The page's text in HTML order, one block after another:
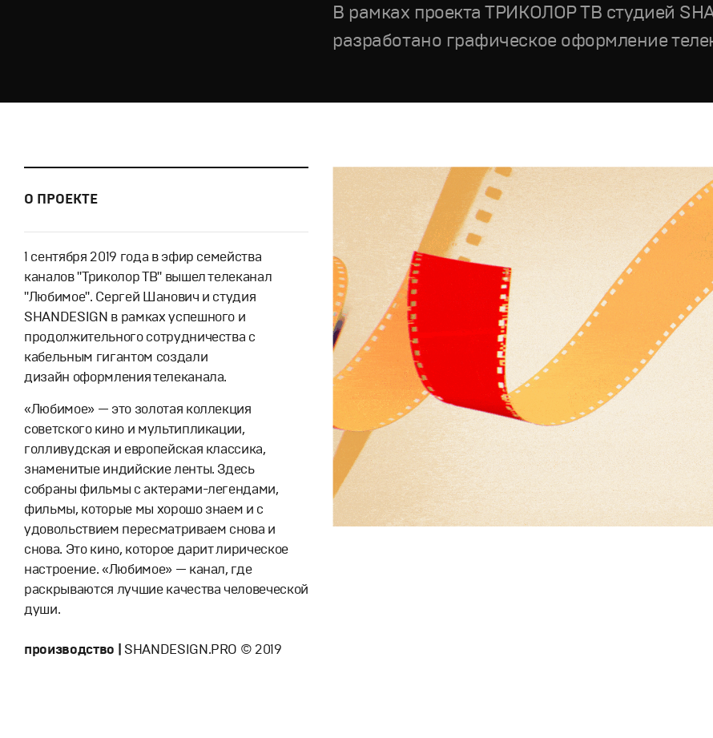
В рамках проекта ТРИКОЛОР ТВ студией
разработано графическое оформление
О ПРОЕКТЕ
1 сентября 2019 года в эфир семейства
каналов "Триколор ТВ" вышел телеканал
"Любимое". Сергей Шанович и студия
SHANDESIGN в рамках успешного и
продолжительного сотрудничества с
кабельным гигантом создали
дизайн оформления телеканала.
«Любимое» — это золотая коллекция
советского кино и мультипликации,
голливудская и европейская классика,
знаменитые индийские ленты. Здесь
собраны фильмы с актерами-легендами,
фильмы, которые мы хорошо знаем и с
удовольствием пересматриваем снова и
снова. Это кино, которое дарит лирическое
настроение. «Любимое» — канал, где
раскрываются лучшие качества человеческой
души.
производство | SHANDESIGN.PRO © 2019